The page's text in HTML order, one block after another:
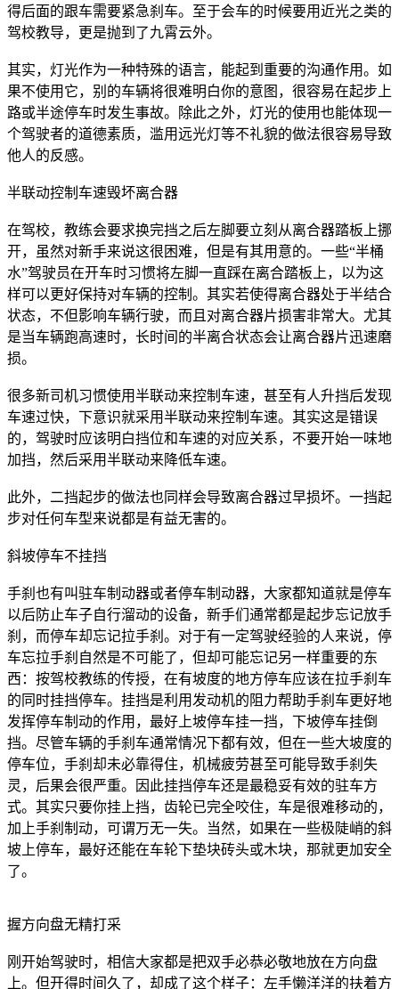
得后面的跟车需要紧急刹车。至于会车的时候要用近光之类的
驾校教导，更是抛到了九霄云外。
其实，灯光作为一种特殊的语言，能起到重要的沟通作用。如
果不使用它，别的车辆将很难明白你的意图，很容易在起步上
路或半途停车时发生事故。除此之外，灯光的使用也能体现一
个驾驶者的道德素质，滥用远光灯等不礼貌的做法很容易导致
他人的反感。
半联动控制车速毁坏离合器
在驾校，教练会要求换完挡之后左脚要立刻从离合器踏板上挪
开，虽然对新手来说这很困难，但是有其用意的。一些“半桶
水”驾驶员在开车时习惯将左脚一直踩在离合踏板上，以为这
样可以更好保持对车辆的控制。其实若使得离合器处于半结合
状态，不但影响车辆行驶，而且对离合器片损害非常大。尤其
是当车辆跑高速时，长时间的半离合状态会让离合器片迅速磨
损。
很多新司机习惯使用半联动来控制车速，甚至有人升挡后发现
车速过快，下意识就采用半联动来控制车速。其实这是错误
的，驾驶时应该明白挡位和车速的对应关系，不要开始一味地
加挡，然后采用半联动来降低车速。
此外，二挡起步的做法也同样会导致离合器过早损坏。一挡起
步对任何车型来说都是有益无害的。
斜坡停车不挂挡
手刹也有叫驻车制动器或者停车制动器，大家都知道就是停车
以后防止车子自行溜动的设备，新手们通常都是起步忘记放手
刹，而停车却忘记拉手刹。对于有一定驾驶经验的人来说，停
车忘拉手刹自然是不可能了，但却可能忘记另一样重要的东
西：按驾校教练的传授，在有坡度的地方停车应该在拉手刹车
的同时挂挡停车。挂挡是利用发动机的阻力帮助手刹车更好地
发挥停车制动的作用，最好上坡停车挂一挡，下坡停车挂倒
挡。尽管车辆的手刹车通常情况下都有效，但在一些大坡度的
停车位，手刹却未必靠得住，机械疲劳甚至可能导致手刹失
灵，后果会很严重。因此挂挡停车还是最稳妥有效的驻车方
式。其实只要你挂上挡，齿轮已完全咬住，车是很难移动的，
加上手刹制动，可谓万无一失。当然，如果在一些极陡峭的斜
坡上停车，最好还能在车轮下垫块砖头或木块，那就更加安全
了。
握方向盘无精打采
刚开始驾驶时，相信大家都是把双手必恭必敬地放在方向盘
上。但开得时间久了，却成了这个样子：左手懒洋洋的扶着方